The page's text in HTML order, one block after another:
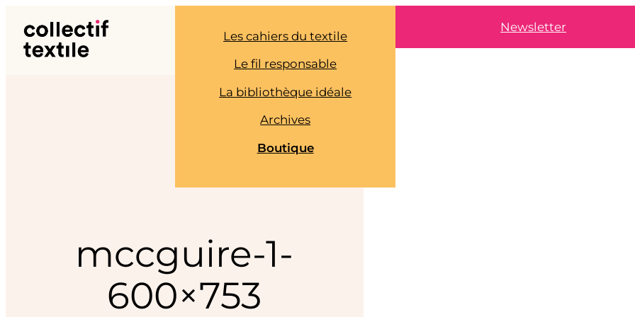
contenu
Les cahiers du textile
Le fil responsable
La bibliothèque idéale
Archives
Boutique
Newsletter
mccguire-1-
600×753